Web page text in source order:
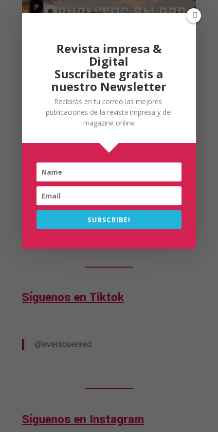
Síguenos en Tiktok
@eventosenred
Síguenos en Instagram
Revista impresa &
Digital
Suscríbete gratis a
nuestro Newsletter
Recibirás en tu correo las mejores
publicaciones de la revista impresa y del
magazine online
SUBSCRIBE!